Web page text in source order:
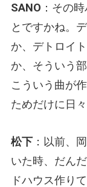
SANO ：その
とですかね。
か、デトロイ
か、そういう
こういう曲が
ためだけに日
松下 ：以前、
いた時、だん
ドハウス作り